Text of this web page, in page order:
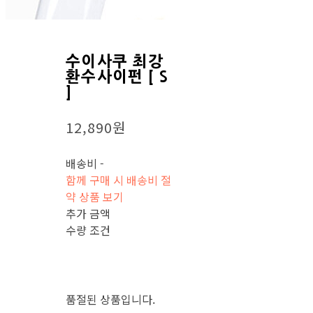
수이사쿠 최강
환수사이펀 [ S
]
12,890원
배송비-
함께 구매 시 배송비 절
약 상품 보기
추가 금액
수량 조건
품절된 상품입니다.